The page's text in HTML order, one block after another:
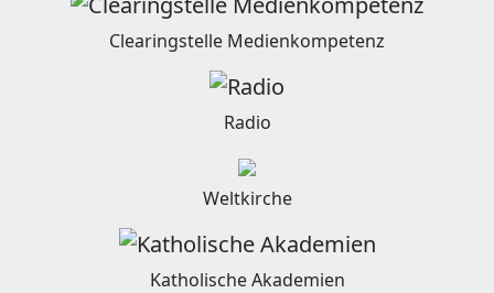
Clearingstelle Medienkompetenz
Radio
Weltkirche
Katholische Akademien